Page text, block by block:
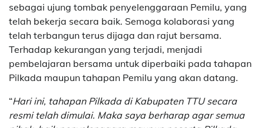
sebagai ujung tombak penyelenggaraan Pemilu, yang
telah bekerja secara baik. Semoga kolaborasi yang
telah terbangun terus dijaga dan rajut bersama.
Terhadap kekurangan yang terjadi, menjadi
pembelajaran bersama untuk diperbaiki pada tahapan
Pilkada maupun tahapan Pemilu yang akan datang.
“Hari ini, tahapan Pilkada di Kabupaten TTU secara
resmi telah dimulai. Maka saya berharap agar semua